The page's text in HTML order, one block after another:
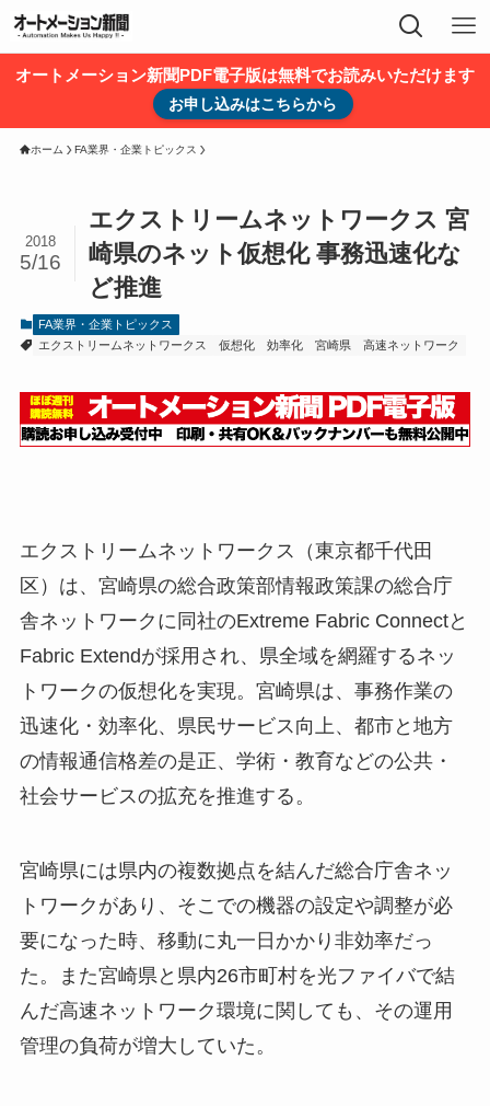
オートメーション新聞PDF電子版は無料でお読みいただけます
お申し込みはこちらから
ホーム FA業界・企業トピックス
エクストリームネットワークス 宮
崎県のネット仮想化 事務迅速化な
ど推進
2018
5/16
FA業界・企業トピックス
エクストリームネットワークス
仮想化 効率化 宮崎県 高速ネットワーク
エクストリームネットワークス（東京都千代田
区）は、宮崎県の総合政策部情報政策課の総合庁
舎ネットワークに同社のExtreme Fabric Connectと
Fabric Extendが採用され、県全域を網羅するネッ
トワークの仮想化を実現。宮崎県は、事務作業の
迅速化・効率化、県民サービス向上、都市と地方
の情報通信格差の是正、学術・教育などの公共・
社会サービスの拡充を推進する。
宮崎県には県内の複数拠点を結んだ総合庁舎ネッ
トワークがあり、そこでの機器の設定や調整が必
要になった時、移動に丸一日かかり非効率だっ
た。また宮崎県と県内26市町村を光ファイバで結
んだ高速ネットワーク環境に関しても、その運用
管理の負荷が増大していた。